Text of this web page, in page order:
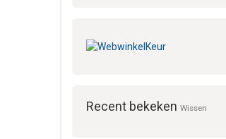
Recent bekeken Wissen